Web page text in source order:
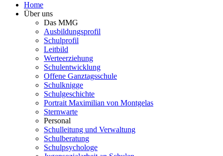
Home
Über uns
Das MMG
Ausbildungsprofil
Schulprofil
Leitbild
Werteerziehung
Schulentwicklung
Offene Ganztagsschule
Schulknigge
Schulgeschichte
Portrait Maximilian von Montgelas
Sternwarte
Personal
Schulleitung und Verwaltung
Schulberatung
Schulpsychologe